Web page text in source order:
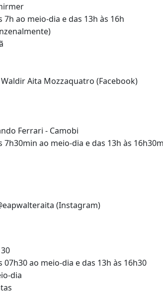
ao meio-dia e das 13h às 16h
Aita Mozzaquatro (Facebook)
Ferrari - Camobi
ao meio-dia e das 13h às
(Instagram)
ao meio-dia e das 13h às 16h30
dia